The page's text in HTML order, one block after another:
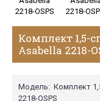
Комплект 1,5-
Asabella 2218-
Модель: Комплект
2218-OSPS